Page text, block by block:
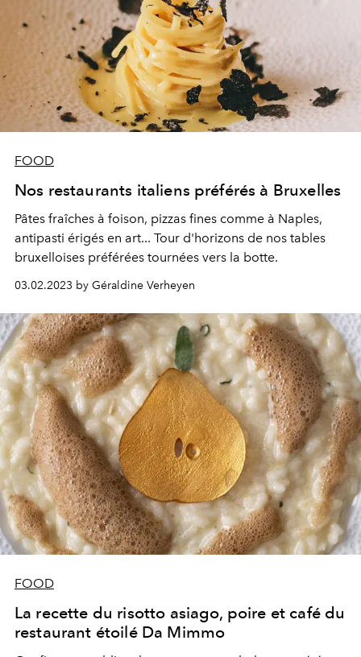
FOOD
Nos restaurants italiens préférés à Bruxelles
Pâtes fraîches à foison, pizzas fines comme à Naples,
antipasti érigés en art... Tour d'horizons de nos tables
bruxelloises préférées tournées vers la botte.
03.02.2023 by Géraldine Verheyen
FOOD
La recette du risotto asiago, poire et café du
restaurant étoilé Da Mimmo